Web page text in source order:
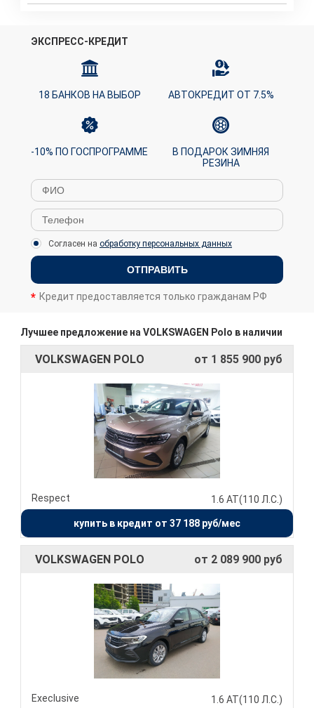
ЭКСПРЕСС-КРЕДИТ
18 БАНКОВ НА ВЫБОР АВТОКРЕДИТ ОТ 7.5%
-10% ПО ГОСПРОГРАММЕ
В ПОДАРОК ЗИМНЯЯ
РЕЗИНА
Согласен на обработку персональных данных
ОТПРАВИТЬ
Кредит предоставляется только гражданам РФ
Лучшее предложение на VOLKSWAGEN Polo в наличии
VOLKSWAGEN POLO от 1 855 900 руб
Respect 1.6 AT(110 Л.С.)
купить в кредит от 37 188 руб/мес
VOLKSWAGEN POLO от 2 089 900 руб
Execlusive 1.6 AT(110 Л.С.)